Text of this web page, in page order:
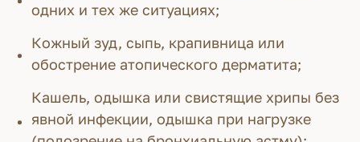
одних и тех же ситуациях;
Кожный зуд, сыпь, крапивница или
обострение атопического дерматита;
Кашель, одышка или свистящие хрипы без
явной инфекции, одышка при нагрузке